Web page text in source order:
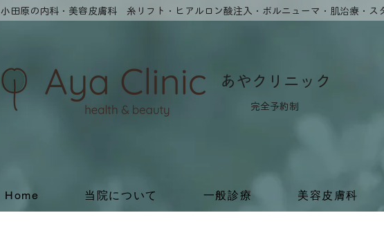
小田原の内科・美容皮膚科 糸リフト・ヒアルロン酸注入​・ボルニューマ・肌治療・ス
​あやクリニック
​完全予約制
Home 当院について 一般診療 美容皮膚科